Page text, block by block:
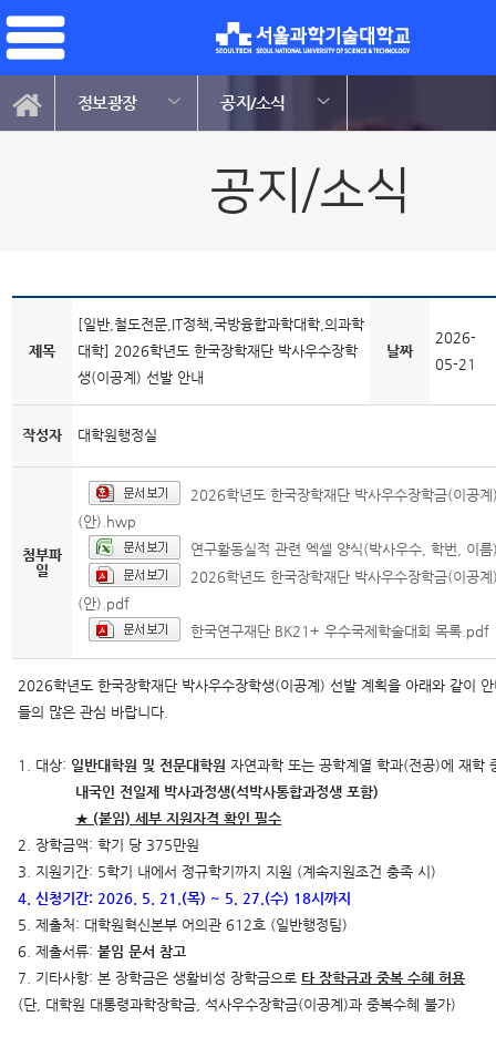
정보광장 공지/소식
공지/소식
제목
[일반,철도전문,IT정책,국방융합과학대학,의과학
대학] 2026학년도 한국장학재단 박사우수장학
생(이공계) 선발 안내
날짜
2026-
05-21
작성자 대학원행정실
첨부파
일
2026학년도 한국장학재단 박사우수장학금(이공
(안).hwp
연구활동실적 관련 엑셀 양식(박사우수, 학번, 이
2026학년도 한국장학재단 박사우수장학금(이공
(안).pdf
한국연구재단 BK21+ 우수국제학술대회 목록.pdf
2026학년도 한국장학재단 박사우수장학생(이공계) 선발 계획을 아래와 같이
들의 많은 관심 바랍니다.
1. 대상: 일반대학원 및 전문대학원 자연과학 또는 공학계열 학과(전공)에 재학
내국인 전일제 박사과정생(석박사통합과정생 포함)
★ (붙임) 세부 지원자격 확인 필수
2. 장학금액: 학기 당 375만원
3. 지원기간: 5학기 내에서 정규학기까지 지원 (계속지원조건 충족 시)
4. 신청기간: 2026. 5. 21.(목) ~ 5. 27.(수) 18시까지
5. 제출처: 대학원혁신본부 어의관 612호 (일반행정팀)
6. 제출서류:붙임 문서 참고
7. 기타사항: 본 장학금은 생활비성 장학금으로 타 장학금과 중복 수혜 허용
(단, 대학원 대통령과학장학금, 석사우수장학금(이공계)과 중복수혜 불가)